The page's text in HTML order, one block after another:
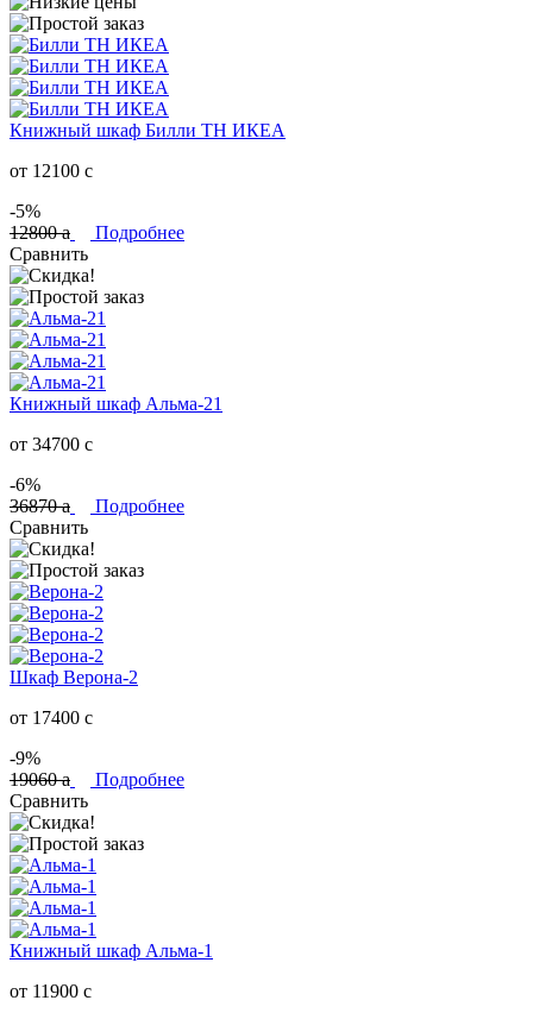
Книжный шкаф Билли ТН ИКЕА
от 12100 c
-5%
12800a
Подробнее
Сравнить
Книжный шкаф Альма-21
от 34700 c
-6%
36870a
Подробнее
Сравнить
Шкаф Верона-2
от 17400 c
-9%
19060a
Подробнее
Сравнить
Книжный шкаф Альма-1
от 11900 c